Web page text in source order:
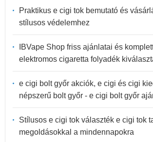
Praktikus e cigi tok bemutató és
stílusos védelemhez
IBVape Shop friss ajánlatai és
elektromos cigaretta folyadék
e cigi bolt győr akciók, e cigi és cigi
népszerű bolt győr - e cigi bolt győr
Stílusos e cigi tok választék e cigi tok
megoldásokkal a mindennapokra